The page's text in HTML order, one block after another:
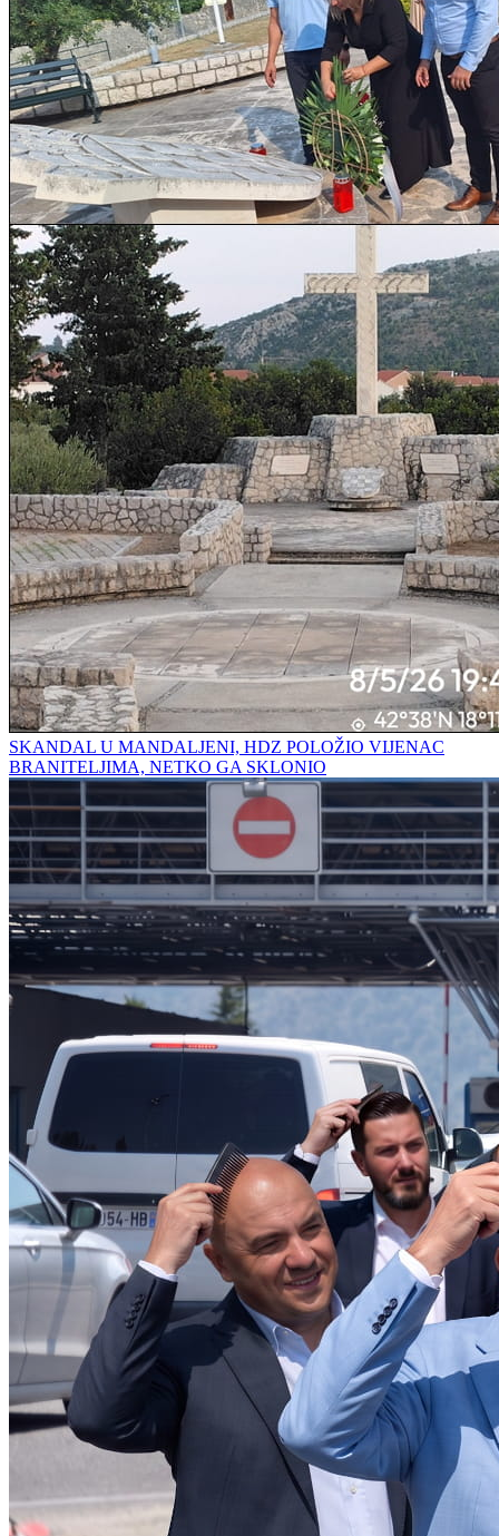
SKANDAL U MANDALJENI, HDZ POLOŽIO VIJENAC
BRANITELJIMA, NETKO GA SKLONIO